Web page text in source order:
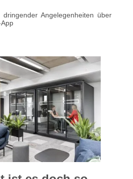
dringender Angelegenheiten über